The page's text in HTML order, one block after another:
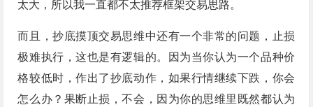
太大，所以我一直都不太推荐框架交易思路。
而且，抄底摸顶交易思维中还有一个非常的问题，止损
极难执行，这也是有逻辑的。因为当你认为一个品种价
格较低时，作出了抄底动作，如果行情继续下跌，你会
怎么办？果断止损，不会，因为你的思维里既然都认为